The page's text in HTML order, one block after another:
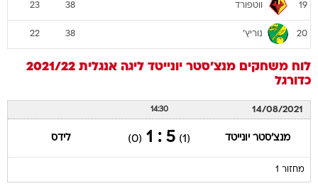
19 ווטפורד 38
23
20 נוריץ' 38
22
לוח משחקים מנצ'סטר יונייטד ליגה אנגלית 2021/22
כדורגל
14/08/2021
14:30
מנצ'סטר יונייטד (1)
5 : 1
(0) לידס
מחזור 1